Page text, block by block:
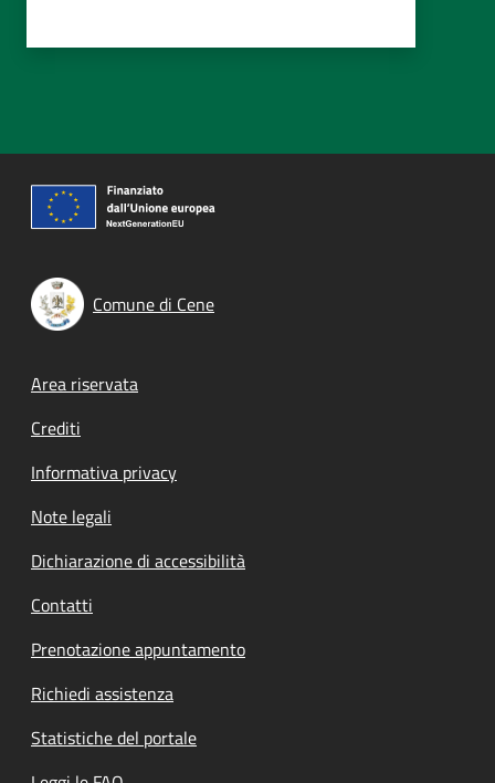
Comune di Cene
Footer menu
Area riservata
Crediti
Informativa privacy
Note legali
Dichiarazione di accessibilità
Contatti
Prenotazione appuntamento
Richiedi assistenza
Statistiche del portale